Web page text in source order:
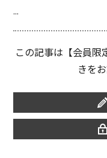
...
この記事は【会員限
きを